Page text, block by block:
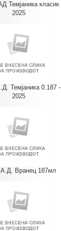
Темјаника класик
2025
Темјаника 0.187 -
2025
А.Д. Вранец 187мл